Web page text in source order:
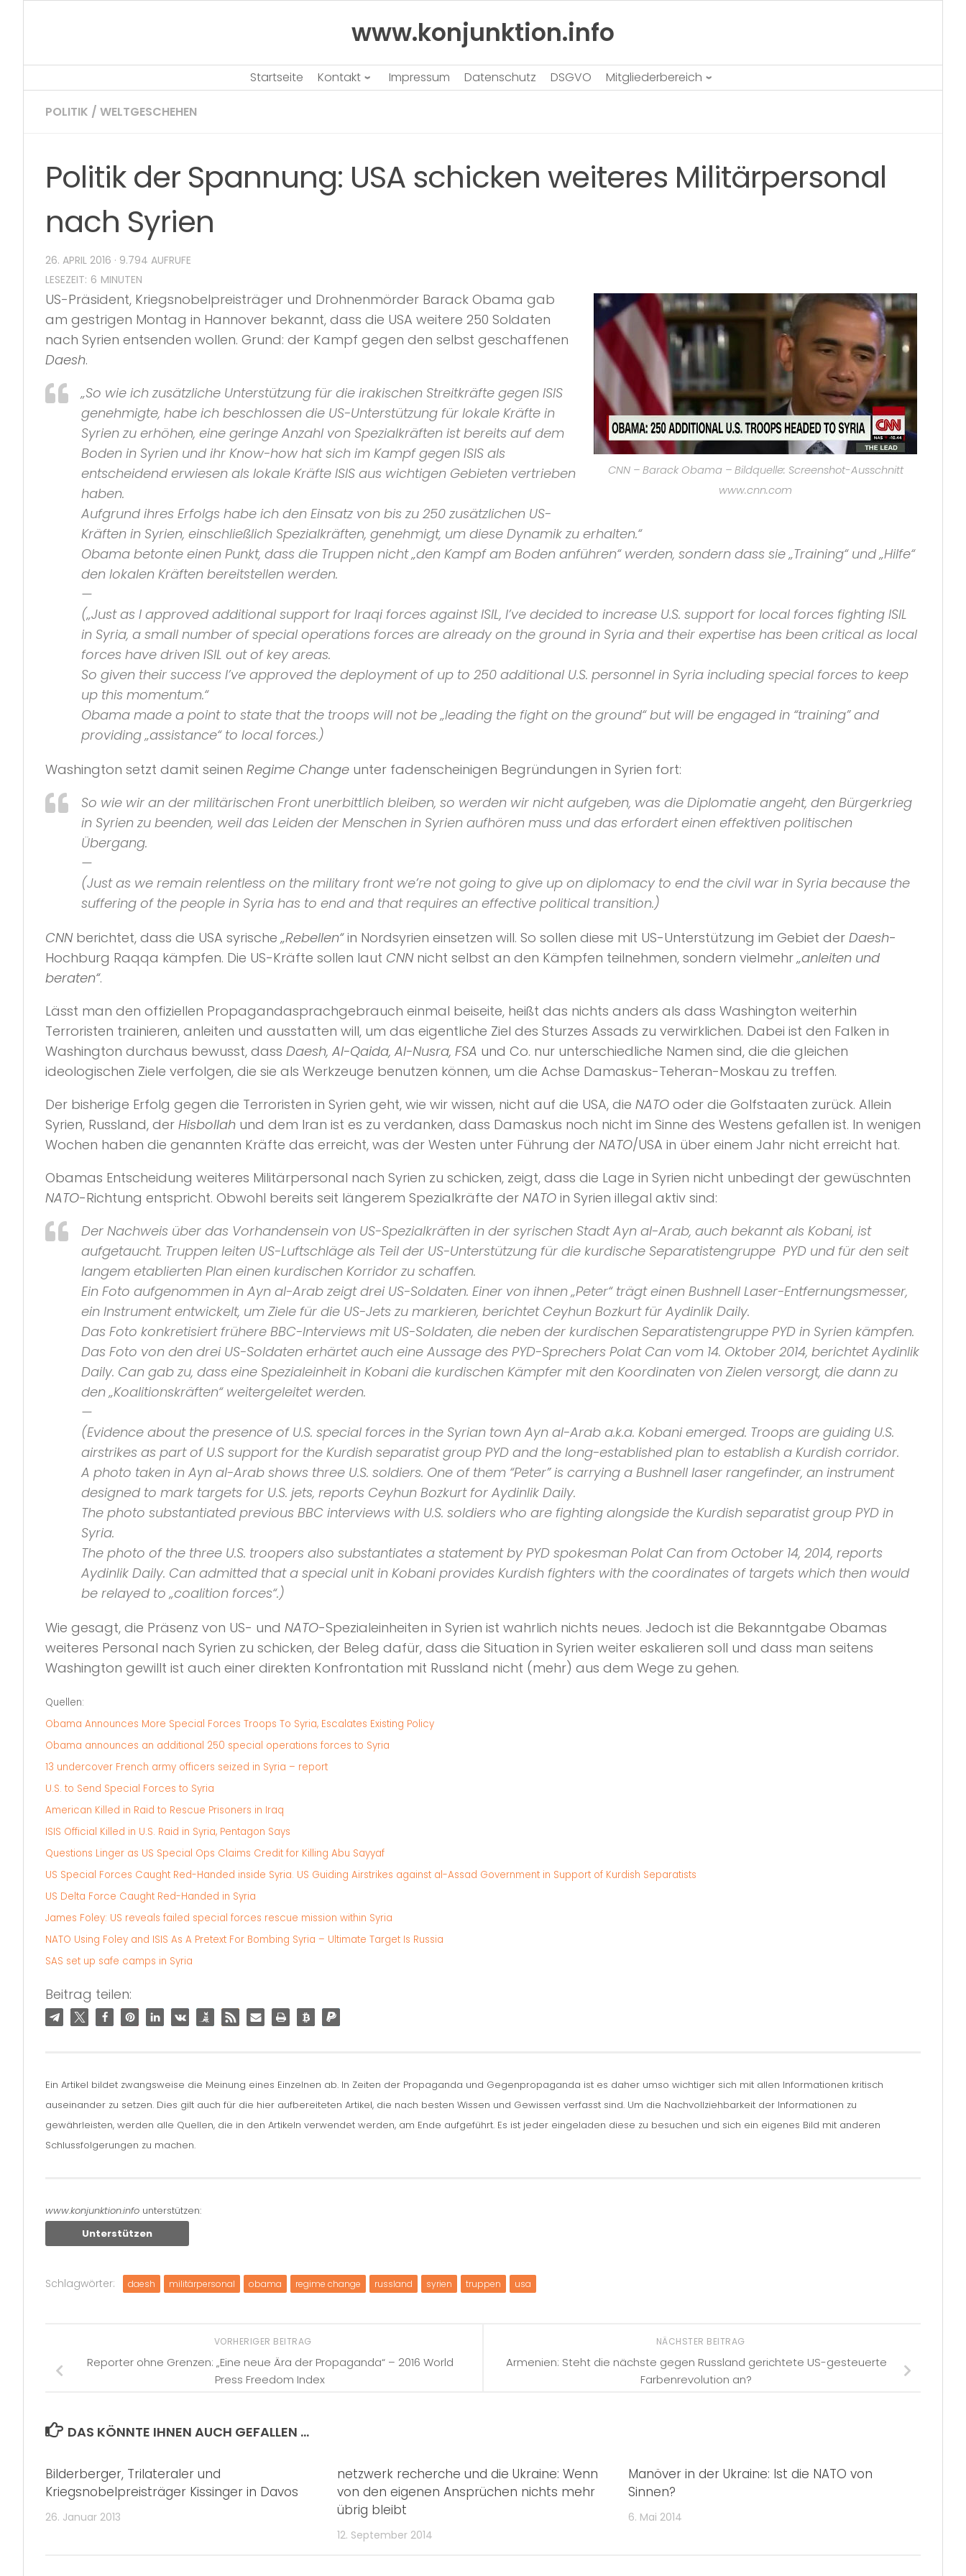
www.konjunktion.info
Startseite Kontakt Impressum Datenschutz DSGVO Mitgliederbereich
POLITIK / WELTGESCHEHEN
Politik der Spannung: USA schicken weiteres Militärpersonal
nach Syrien
26. APRIL 2016 · 9.794 AUFRUFE
CNN – Barack Obama – Bildquelle: Screenshot-Ausschnitt
www.cnn.com
US-Präsident, Kriegsnobelpreisträger und Drohnenmörder Barack Obama gab
am gestrigen Montag in Hannover bekannt, dass die USA weitere 250 Soldaten
nach Syrien entsenden wollen. Grund: der Kampf gegen den selbst geschaffenen
Daesh.
„So wie ich zusätzliche Unterstützung für die irakischen Streitkräfte gegen ISIS
genehmigte, habe ich beschlossen die US-Unterstützung für lokale Kräfte in
Syrien zu erhöhen, eine geringe Anzahl von Spezialkräften ist bereits auf dem
Boden in Syrien und ihr Know-how hat sich im Kampf gegen ISIS als
entscheidend erwiesen als lokale Kräfte ISIS aus wichtigen Gebieten vertrieben
haben.
Aufgrund ihres Erfolgs habe ich den Einsatz von bis zu 250 zusätzlichen US-
Kräften in Syrien, einschließlich Spezialkräften, genehmigt, um diese Dynamik zu erhalten.“
Obama betonte einen Punkt, dass die Truppen nicht„den Kampf am Boden anführen“werden, sondern dass sie„Training“und„Hilfe“
den lokalen Kräften bereitstellen werden.
—
(„Just as I approved additional support for Iraqi forces againstISIL, I’ve decided to increase U.S. support for local forces fighting ISIL
in Syria, a small number of special operations forces are already on the ground in Syria and their expertise has been critical as local
forces have driven ISIL out of key areas.
So given their success I’ve approved the deployment of up to 250 additional U.S. personnel in Syria including special forces to keep
up this momentum.“
Obama made a point to state that the troops will not be„leading the fight on the ground“but will be engaged in “training”and
providing„assistance“to local forces.)
Washington setzt damit seinen Regime Change unter fadenscheinigen Begründungen in Syrien fort:
So wie wir an der militärischen Front unerbittlich bleiben, so werden wir nicht aufgeben, was die Diplomatie angeht, den Bürgerkrieg
in Syrien zu beenden, weil das Leiden der Menschen in Syrien aufhören muss und das erfordert einen effektiven politischen
Übergang.
—
(Just as we remain relentless on the military front we’re not going to give up on diplomacy to end the civil war in Syria because the
suffering of the people in Syria has to end and that requires an effective political transition.)
CNN berichtet, dass die USA syrische„Rebellen“in Nordsyrien einsetzen will. So sollen diese mit US-Unterstützung im Gebiet der Daesh-
Hochburg Raqqa kämpfen. Die US-Kräfte sollen laut CNN nicht selbst an den Kämpfen teilnehmen, sondern vielmehr„anleiten und
beraten“.
Lässt man den offiziellen Propagandasprachgebrauch einmal beiseite, heißt das nichts anders als dass Washington weiterhin
Terroristen trainieren, anleiten und ausstatten will, um das eigentliche Ziel des Sturzes Assads zu verwirklichen. Dabei ist den Falken in
Washington durchaus bewusst, dass Daesh, Al-Qaida, Al-Nusra, FSA und Co. nur unterschiedliche Namen sind, die die gleichen
ideologischen Ziele verfolgen, die sie als Werkzeuge benutzen können, um die Achse Damaskus-Teheran-Moskau zu treffen.
Der bisherige Erfolg gegen die Terroristen in Syrien geht, wie wir wissen, nicht auf die USA, die NATO oder die Golfstaaten zurück. Allein
Syrien, Russland, der Hisbollah und dem Iran ist es zu verdanken, dass Damaskus noch nicht im Sinne des Westens gefallen ist. In wenigen
Wochen haben die genannten Kräfte das erreicht, was der Westen unter Führung der NATO/USA in über einem Jahr nicht erreicht hat.
Obamas Entscheidung weiteres Militärpersonal nach Syrien zu schicken, zeigt, dass die Lage in Syrien nicht unbedingt der gewüschnten
NATO-Richtung entspricht. Obwohl bereits seit längerem Spezialkräfte der NATO in Syrien illegal aktiv sind:
Der Nachweis über das Vorhandensein von US-Spezialkräften in der syrischen Stadt Ayn al-Arab, auch bekannt als Kobani, ist
aufgetaucht. Truppen leiten US-Luftschläge als Teil der US-Unterstützung für die kurdische Separatistengruppe PYD und für den seit
langem etablierten Plan einen kurdischen Korridor zu schaffen.
Ein Foto aufgenommen in Ayn al-Arab zeigt drei US-Soldaten. Einer von ihnen„Peter“trägt einen Bushnell Laser-Entfernungsmesser,
ein Instrument entwickelt, um Ziele für die US-Jets zu markieren, berichtet Ceyhun Bozkurt für Aydinlik Daily.
Das Foto konkretisiert frühere BBC-Interviews mit US-Soldaten, die neben der kurdischen Separatistengruppe PYD in Syrien kämpfen.
Das Foto von den drei US-Soldaten erhärtet auch eine Aussage des PYD-Sprechers Polat Can vom 14. Oktober 2014, berichtetAydinlik
Daily. Can gab zu, dass eine Spezialeinheit in Kobani die kurdischen Kämpfer mit den Koordinaten von Zielen versorgt, die dann zu
den„Koalitionskräften“weitergeleitet werden.
—
(Evidence about the presence of U.S. special forces in the Syrian town Ayn al-Arab a.k.a. Kobani emerged. Troops are guiding U.S.
airstrikes as part of U.S support for the Kurdish separatist group PYD and the long-established plan to establish a Kurdish corridor.
A photo taken in Ayn al-Arab shows three U.S. soldiers. One of them “Peter”is carrying a Bushnell laser rangefinder, an instrument
designed to mark targets for U.S. jets, reports Ceyhun Bozkurt for Aydinlik Daily.
The photo substantiated previous BBC interviews with U.S. soldiers who are fighting alongside the Kurdish separatist group PYD in
Syria.
The photo of the three U.S. troopers also substantiates a statement by PYD spokesman Polat Can from October 14, 2014, reports
Aydinlik Daily. Can admitted that a special unit in Kobani provides Kurdish fighters with the coordinates of targets which then would
be relayed to„coalition forces“.)
Wie gesagt, die Präsenz von US- und NATO-Spezialeinheiten in Syrien ist wahrlich nichts neues. Jedoch ist die Bekanntgabe Obamas
weiteres Personal nach Syrien zu schicken, der Beleg dafür, dass die Situation in Syrien weiter eskalieren soll und dass man seitens
Washington gewillt ist auch einer direkten Konfrontation mit Russland nicht (mehr) aus dem Wege zu gehen.
Quellen:
Obama Announces More Special Forces Troops To Syria, Escalates Existing Policy
Obama announces an additional 250 special operations forces to Syria
13 undercover French army officers seized in Syria – report
U.S. to Send Special Forces to Syria
American Killed in Raid to Rescue Prisoners in Iraq
ISIS Official Killed in U.S. Raid in Syria, Pentagon Says
Questions Linger as US Special Ops Claims Credit for Killing Abu Sayyaf
US Special Forces Caught Red-Handed inside Syria. US Guiding Airstrikes against al-Assad Government in Support of Kurdish Separatists
US Delta Force Caught Red-Handed in Syria
James Foley: US reveals failed special forces rescue mission within Syria
NATO Using Foley and ISIS As A Pretext For Bombing Syria – Ultimate Target Is Russia
SAS set up safe camps in Syria
Beitrag teilen:
Ein Artikel bildet zwangsweise die Meinung eines Einzelnen ab. In Zeiten der Propaganda und Gegenpropaganda ist es daher umso wichtiger sich mit allen Informationen kritisch
auseinander zu setzen. Dies gilt auch für die hier aufbereiteten Artikel, die nach besten Wissen und Gewissen verfasst sind. Um die Nachvollziehbarkeit der Informationen zu
gewährleisten, werden alle Quellen, die in den Artikeln verwendet werden, am Ende aufgeführt. Es ist jeder eingeladen diese zu besuchen und sich ein eigenes Bild mit anderen
Schlussfolgerungen zu machen.
www.konjunktion.info unterstützen:
Unterstützen
Schlagwörter: daesh militärpersonal obama regime change russland syrien truppen usa
NÄCHSTER BEITRAG
Armenien: Steht die nächste gegen Russland gerichtete US-gesteuerte
Farbenrevolution an?
VORHERIGER BEITRAG
Reporter ohne Grenzen: „Eine neue Ära der Propaganda“ – 2016 World
Press Freedom Index
DAS KÖNNTE IHNEN AUCH GEFALLEN …
Bilderberger, Trilateraler und
Kriegsnobelpreisträger Kissinger in Davos
26. Januar 2013
netzwerk recherche und die Ukraine: Wenn
von den eigenen Ansprüchen nichts mehr
übrig bleibt
12. September 2014
Manöver in der Ukraine: Ist die NATO von
Sinnen?
6. Mai 2014